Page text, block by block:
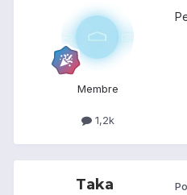
Membre
1,2k
Taka